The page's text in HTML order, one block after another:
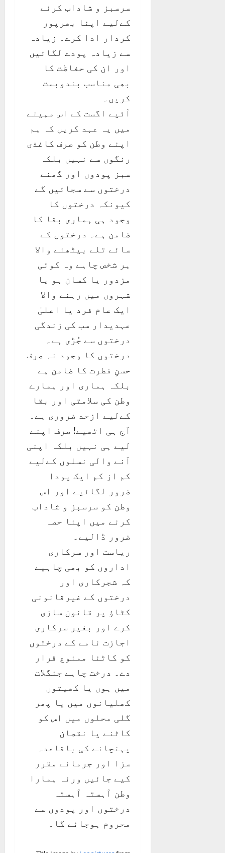
سرسبز و شاداب کرنے
کےلیے اپنا بھرپور
کردار ادا کرے۔ زیادہ
سے زیادہ پودے لگائیں
اور ان کی حفاظت کا
بھی مناسب بندوبست
کریں۔
آئیے اگست کے اس مہینے
میں یہ عہد کریں کہ ہم
اپنے وطن کو صرف کاغذی
رنگوں سے نہیں بلکہ
سبز پودوں اور گھنے
درختوں سے سجائیں گے
کیونکہ درختوں کا
وجود ہی ہماری بقا کا
ضامن ہے۔ درختوں کے
سائے تلے بیٹھنے والا
ہر شخص چاہے وہ کوئی
مزدور یا کسان ہو یا
شہروں میں رہنے والا
ایک عام فرد یا اعلیٰ
عہدیدار سب کی زندگی
درختوں سے جُڑی ہے۔
درختوں کا وجود نہ صرف
حسنِ فطرت کا ضامن ہے
بلکہ ہماری اور ہمارے
وطن کی سلامتی اور بقا
کےلیے ازحد ضروری ہے۔
آج ہی اٹھیے! صرف اپنے
لیے ہی نہیں بلکہ اپنی
آنے والی نسلوں کےلیے
کم از کم ایک پودا
ضرور لگائیے اور اس
وطن کو سرسبز و شاداب
کرنے میں اپنا حصہ
ضرور ڈالیے۔
ریاست اور سرکاری
اداروں کو بھی چاہیے
کہ شجرکاری اور
درختوں کے غیرقانونی
کٹاؤ پر قانون سازی
کرے اور بغیر سرکاری
اجازت نامے کے درختوں
کو کاٹنا ممنوع قرار
دے۔ درخت چاہے جنگلات
میں ہوں یا کھیتوں
کھلیانوں میں یا پھر
گلی محلوں میں اس کو
کاٹنے یا نقصان
پہنچانے کی باقاعدہ
سزا اور جرمانے مقرر
کیے جائیں ورنہ ہمارا
وطن آہستہ آہستہ
درختوں اور پودوں سے
محروم ہوجائے گا۔